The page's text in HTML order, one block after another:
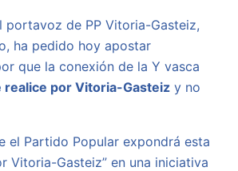
portavoz de PP Vitoria-Gasteiz,
ha pedido hoy apostar
que la conexión de la Y vasca
realice por Vitoria-Gasteiz y no
el Partido Popular expondrá esta
Vitoria-Gasteiz” en una iniciativa